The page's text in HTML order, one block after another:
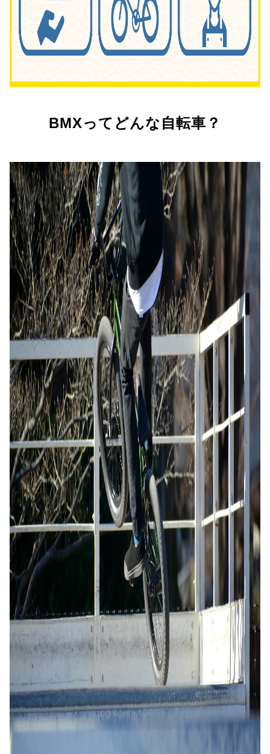
BMXってどんな自転車？